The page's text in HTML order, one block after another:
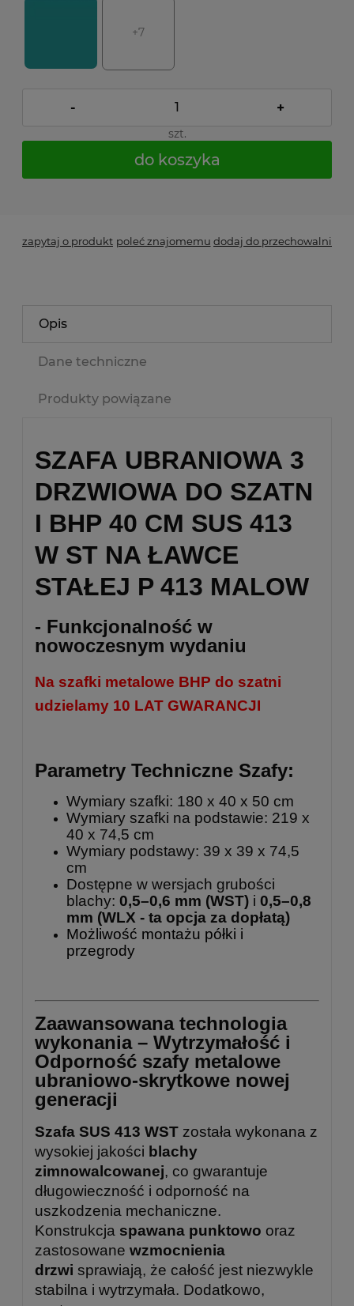
+7
- +
szt.
do koszyka
zapytaj o produkt poleć znajomemu dodaj do przechowalni
Opis
Dane techniczne
Produkty powiązane
SZAFA UBRANIOWA 3
DRZWIOWA DO SZATN
I BHP 40 CM SUS 413
W ST NA ŁAWCE
STAŁEJ P 413 MALOW
- Funkcjonalność w
nowoczesnym wydaniu
Na szafki metalowe BHP do szatni
udzielamy 10 LAT GWARANCJI
Parametry Techniczne Szafy:
Wymiary szafki: 180 x 40 x 50 cm
Wymiary szafki na podstawie: 219 x
40 x 74,5 cm
Wymiary podstawy: 39 x 39 x 74,5
cm
Dostępne w wersjach grubości
blachy: 0,5–0,6 mm (WST) i 0,5–0,8
mm (WLX - ta opcja za dopłatą)
Możliwość montażu półki i
przegrody
Zaawansowana technologia
wykonania – Wytrzymałość i
Odporność szafy metalowe
ubraniowo-skrytkowe nowej
generacji
Szafa SUS 413 WST została wykonana z
wysokiej jakości blachy
zimnowalcowanej, co gwarantuje
długowieczność i odporność na
uszkodzenia mechaniczne.
Konstrukcja spawana punktowo oraz
zastosowane wzmocnienia
drzwi sprawiają, że całość jest niezwykle
stabilna i wytrzymała. Dodatkowo,